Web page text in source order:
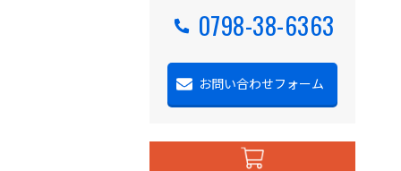
0798-38-6363
お問い合わせフォーム